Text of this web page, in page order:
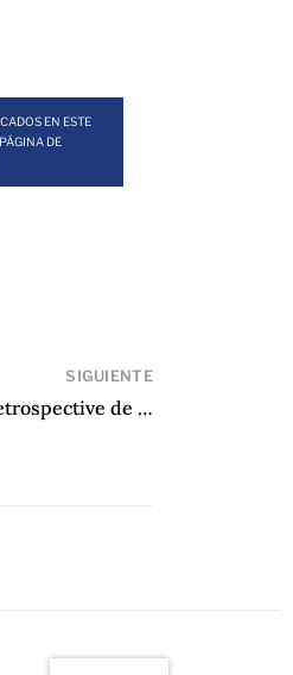
EN ESTE
DE
SIGUIENTE
Retrospective de Juan Gabriel Vásquez, traducido por Anne McLean